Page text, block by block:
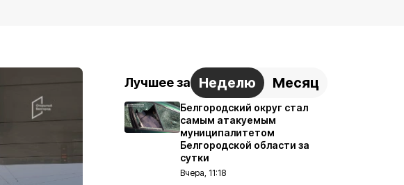
Лучшее за Неделю Месяц
Белгородский округ стал
самым атакуемым
муниципалитетом
Белгородской области за
сутки
Вчера, 11:18